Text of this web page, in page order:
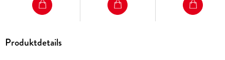
Produktdetails